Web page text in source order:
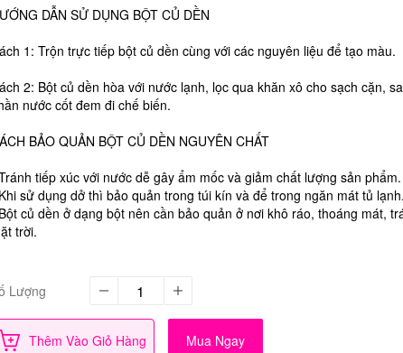
DẪN SỬ DỤNG BỘT CỦ DỀN
1: Trộn trực tiếp bột củ dền cùng với các nguyên liệu để tạo màu.
2: Bột củ dền hòa với nước lạnh, lọc qua khăn xô cho sạch cặn,
nước cốt đem đi chế biến.
BẢO QUẢN BỘT CỦ DỀN NGUYÊN CHẤT
tiếp xúc với nước dễ gây ẩm mốc và giảm chất lượng sản phẩm.
sử dụng dở thì bảo quản trong túi kín và để trong ngăn mát tủ lạnh.
củ dền ở dạng bột nên cần bảo quản ở nơi khô ráo, thoáng mát,
trời.
Lượng
Thêm Vào Giỏ Hàng Mua Ngay